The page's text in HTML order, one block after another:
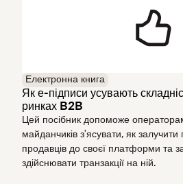
Електронна книга
Як е-підписи усувають
ринках B2B
Цей посібник допоможе
майданчиків з'ясувати, як залучити
продавців до своєї платформи та
здійснювати транзакції на ній.